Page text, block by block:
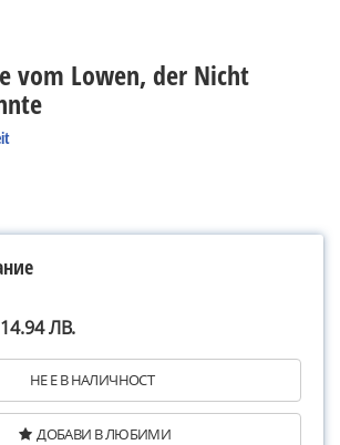
vom Lowen, der Nicht
ЛВ.
НЕ Е В НАЛИЧНОСТ
ДОБАВИ В ЛЮБИМИ